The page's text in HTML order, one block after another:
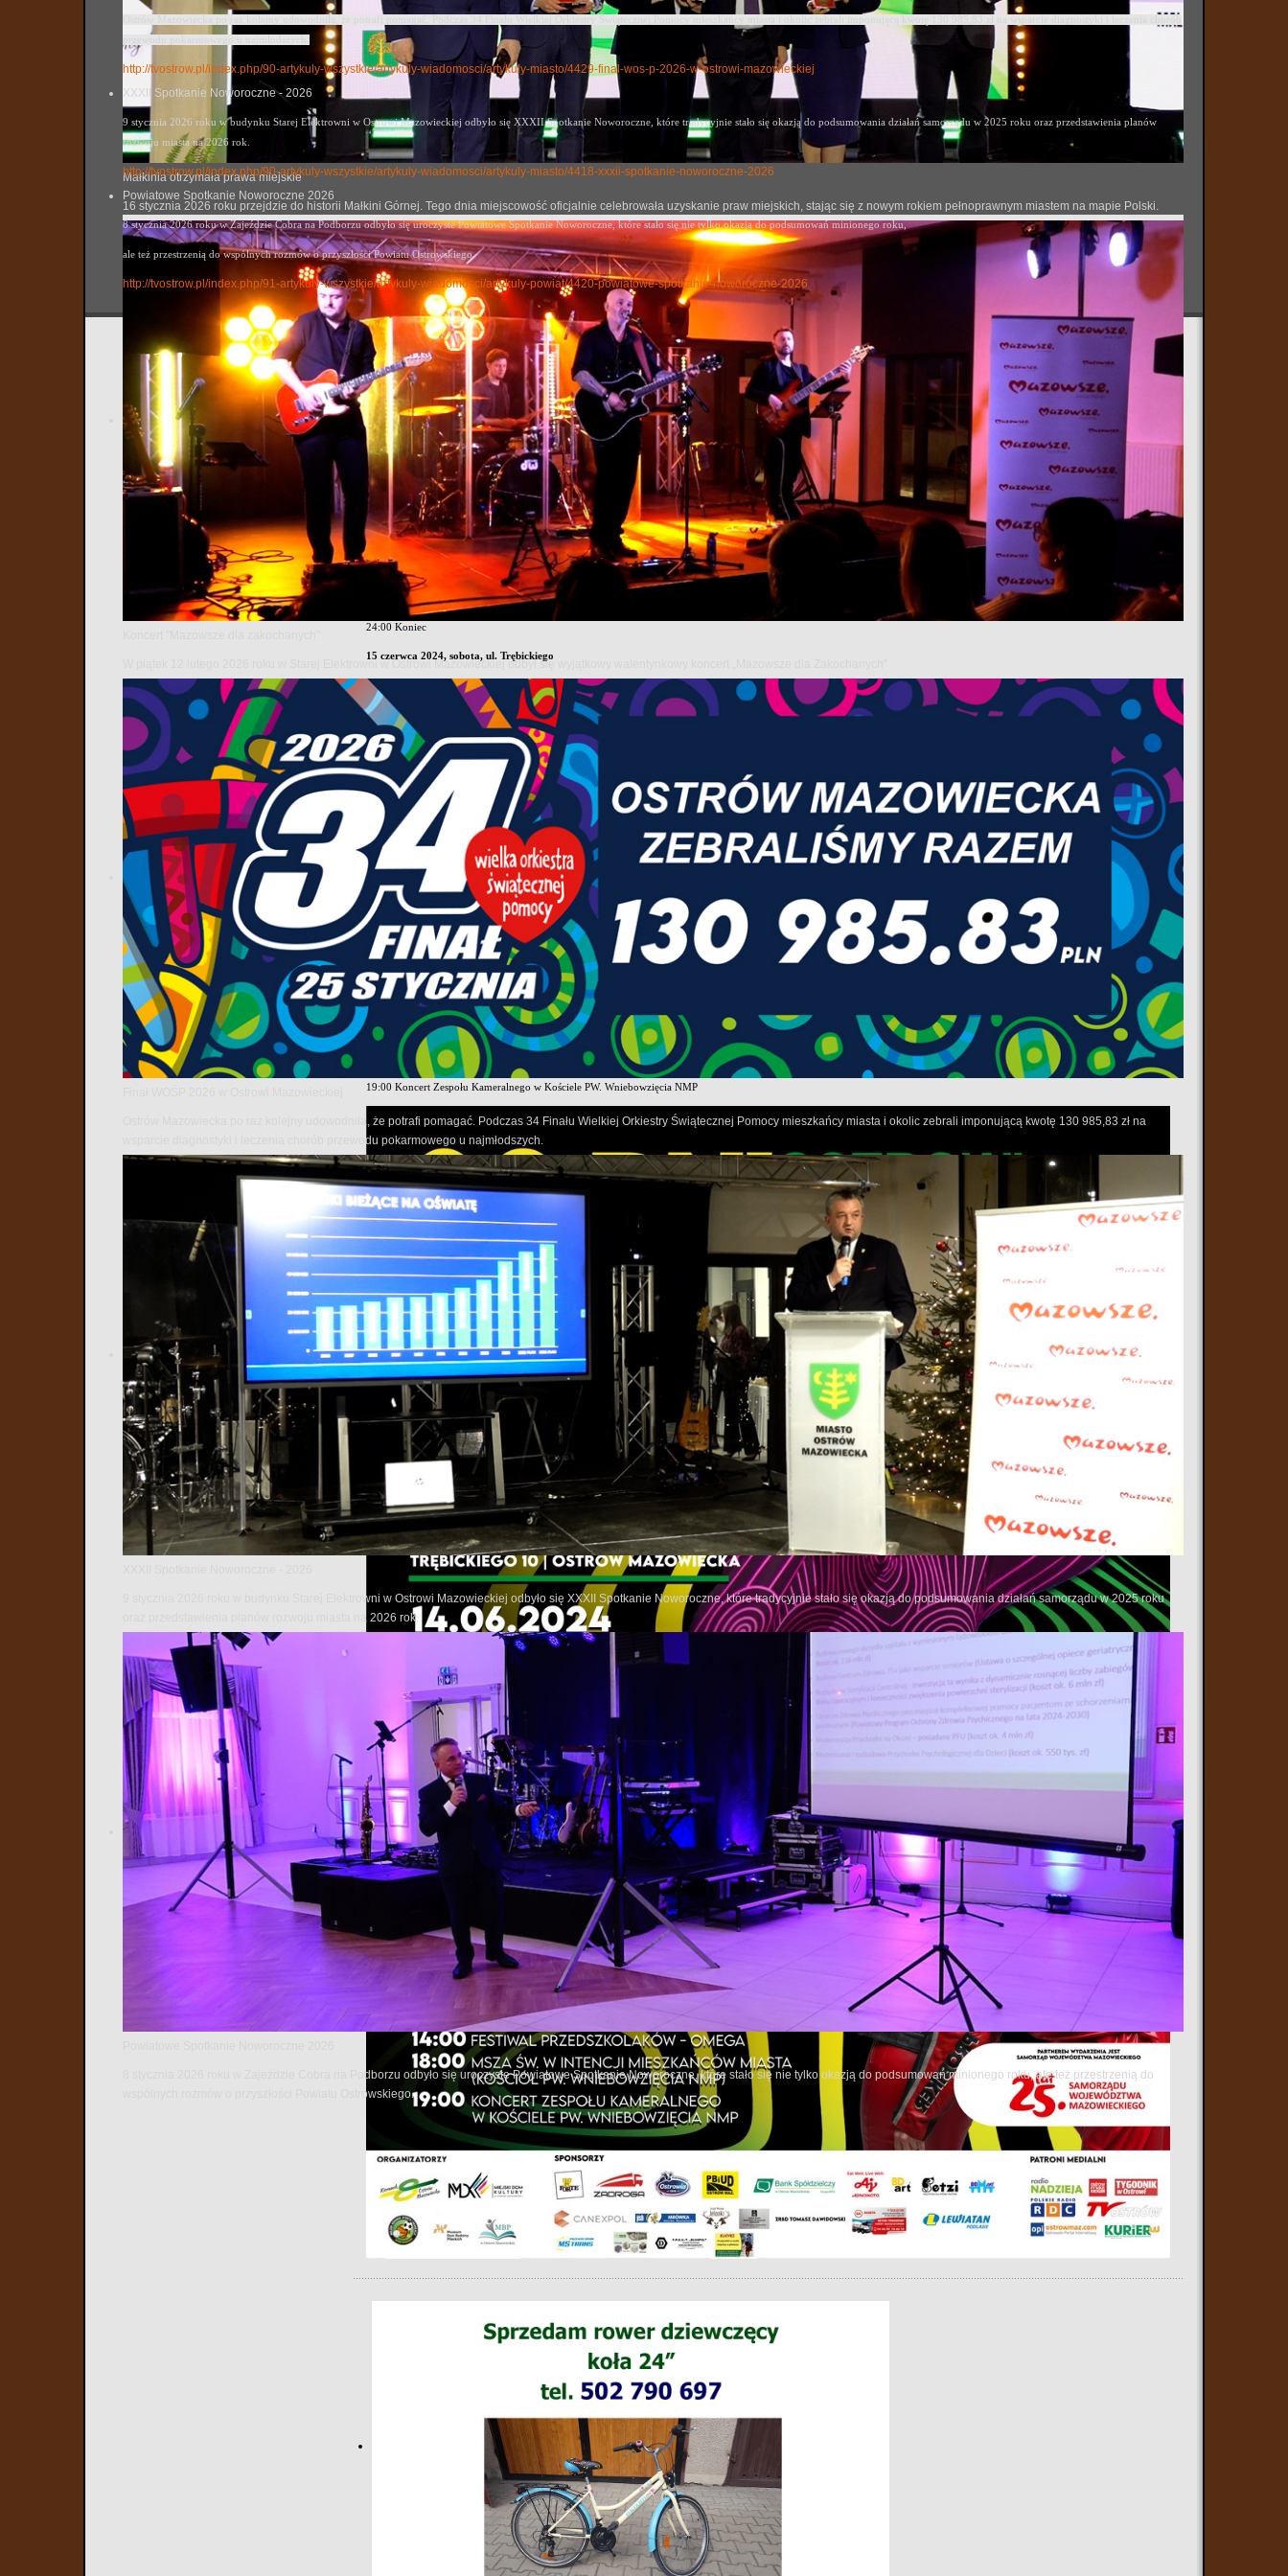
Małkinia otrzymała prawa miejskie
16 stycznia 2026 roku przejdzie do historii Małkini Górnej. Tego dnia miejscowość oficjalnie celebrowała uzyskanie praw miejskich, stając się z nowym rokiem pełnoprawnym miastem na mapie Polski.
W piątek 12 lutego 2026 roku w Starej Elektrowni w Ostrowi Mazowieckiej odbył się wyjątkowy walentynkowy koncert „Mazowsze dla Zakochanych”
Ostrów Mazowiecka po raz kolejny udowodniła, że potrafi pomagać. Podczas 34 Finału Wielkiej Orkiestry Świątecznej Pomocy mieszkańcy miasta i okolic zebrali imponującą kwotę 130 985,83 zł na
wsparcie diagnostyki i leczenia chorób przewodu pokarmowego u najmłodszych.
9 stycznia 2026 roku w budynku Starej Elektrowni w Ostrowi Mazowieckiej odbyło się XXXII Spotkanie Noworoczne, które tradycyjnie stało się okazją do podsumowania działań samorządu w 2025 roku
oraz przedstawienia planów rozwoju miasta na 2026 rok.
8 stycznia 2026 roku w Zajeździe Cobra na Podborzu odbyło się uroczyste Powiatowe Spotkanie Noworoczne, które stało się nie tylko okazją do podsumowań minionego roku, ale też przestrzenią do
wspólnych rozmów o przyszłości Powiatu Ostrowskiego.
http://tvostrow.pl/index.php/90-artykuly-wszystkie/artykuly-wiadomosci/artykuly-miasto/4429-final-wos-p-2026-w-ostrowi-mazowieckiej
XXXII Spotkanie Noworoczne - 2026
9 stycznia 2026 roku w budynku Starej Elektrowni w Ostrowi Mazowieckiej odbyło się XXXII Spotkanie Noworoczne, które tradycyjnie stało się okazjądo podsumowania działań samorządu w 2025 roku oraz przedstawienia planów
rozwoju miasta na 2026 rok.
http://tvostrow.pl/index.php/90-artykuly-wszystkie/artykuly-wiadomosci/artykuly-miasto/4418-xxxii-spotkanie-noworoczne-2026
Powiatowe Spotkanie Noworoczne 2026
8 stycznia 2026 roku w Zajeździe Cobra na Podborzu odbyło się uroczyste Powiatowe Spotkanie Noworoczne, które stało się nie tylko okazją do podsumowań minionego roku,
ale też przestrzenią do wspólnych rozmów o przyszłości Powiatu Ostrowskiego.
http://tvostrow.pl/index.php/91-artykuly-wszystkie/artykuly-wiadomosci/artykuly-powiat/4420-powiatowe-spotkanie-noworoczne-2026
Program 20. DNI OSTROWI
tvostrow
Utworzono: 11 czerwiec 2024
Program 20. Dni Ostrowi:
14 czerwca 2024, piątek, ul. Trębickiego
17:00 Blok MOSiR i innych organizacji, stowarzyszeń miejskich
19:00 Pekwadrat
20:30 Agnieszka Chylińska
21:30 Dyskoteka pod gołym niebem - Dj Patryk
24:00 Koniec
15 czerwca 2024, sobota, ul. Trębickiego
14:00-18:00 Mazowiecki Jarmark Księżnej Anny (miejsce: teren dookoła stawu)
14:30 BLOK OFICJALNY
Występ BezWianka
Wystąpienie burmistrza
Wręczenie nagród i wyróżnień
Wystąpienia zaproszonych gości
16:20 Występ Studia tańca Top Art
16:30 Program artystyczny: 55 lat MDK
19:00 Koncert Andrzej Rybiński
20:00 Koncert TOPKY
21:00 Dyskoteka – DJ Czarny
01:00 Koniec
16 czerwca 2024, niedziela, OMEGA ul. Trębickiego
14:00 Festiwal Przedszkolaków (miejsce: boisko-lodowisko OMEGA)
18:00 Msza św. w intencji mieszkańców miasta (KOŚCIÓŁ PW. WNIEBOWZIĘCIA NMP)
19:00 Koncert Zespołu Kameralnego w Kościele PW. Wniebowzięcia NMP